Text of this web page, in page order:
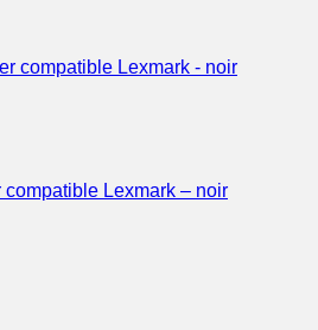
Lexmark – noir